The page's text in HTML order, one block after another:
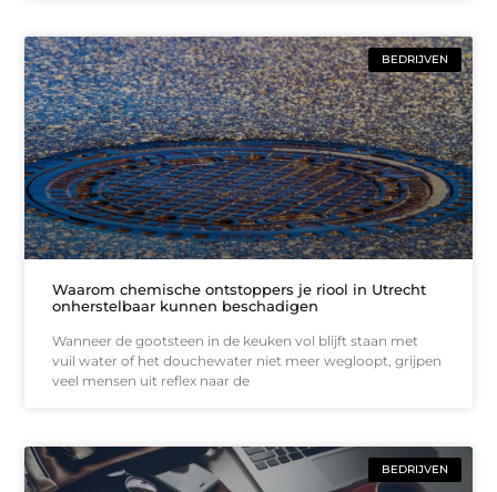
BEDRIJVEN
Waarom chemische ontstoppers je riool in Utrecht
onherstelbaar kunnen beschadigen
Wanneer de gootsteen in de keuken vol blijft staan met
vuil water of het douchewater niet meer wegloopt, grijpen
veel mensen uit reflex naar de
BEDRIJVEN